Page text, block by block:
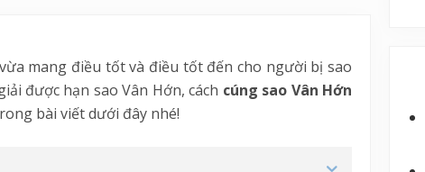
mang điều tốt và điều tốt đến cho người bị sao
được hạn sao Vân Hớn, cách cúng sao Vân Hớn
bài viết dưới đây nhé!